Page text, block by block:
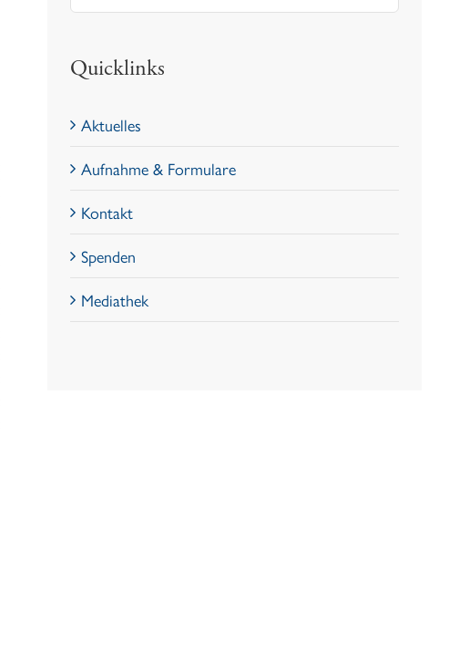
Quicklinks
Aktuelles
Aufnahme & Formulare
Kontakt
Spenden
Mediathek